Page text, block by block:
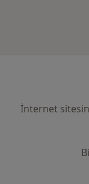
İnternet